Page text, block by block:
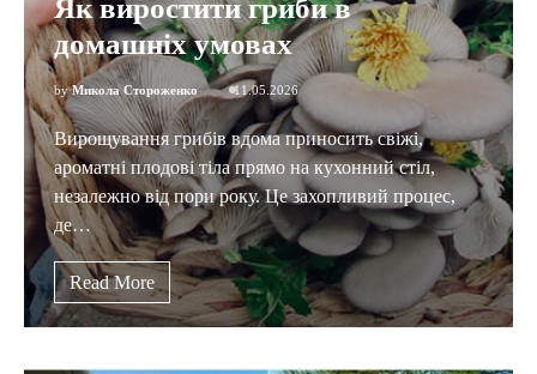
Як виростити гриби в
домашніх умовах
byМикола Стороженко 11.05.2026
Вирощування грибів вдома приносить свіжі,
ароматні плодові тіла прямо на кухонний стіл,
незалежно від пори року. Це захопливий процес,
де…
Read More